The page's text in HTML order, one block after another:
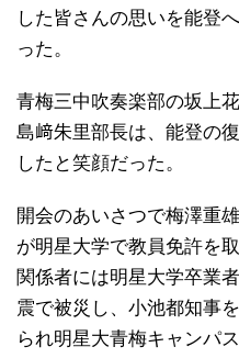
した皆さんの思いを能登
った。
青梅三中吹奏楽部の坂上
島﨑朱里部長は、能登の
したと笑顔だった。
開会のあいさつで梅澤重
が明星大学で教員免許を
関係者には明星大学卒業
震で被災し、小池都知事
られ明星大青梅キャンパ